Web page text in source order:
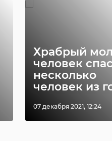
Храбрый
человек
несколько
человек из
07 декабря 2021, 12:24